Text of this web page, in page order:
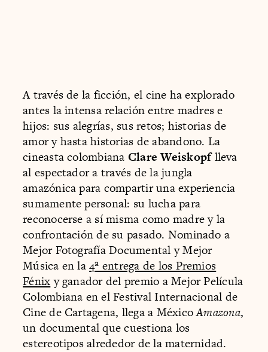
A través de la ficción, el cine ha explorado
antes la intensa relación entre madres e
hijos: sus alegrías, sus retos; historias de
amor y hasta historias de abandono. La
cineasta colombiana Clare Weiskopflleva
al espectador a través de la jungla
amazónica para compartir una experiencia
sumamente personal: su lucha para
reconocerse a sí misma como madre y la
confrontación de su pasado. Nominado a
Mejor Fotografía Documental y Mejor
Música en la4ª entrega de los Premios
Fénixy ganador del premio a Mejor Película
Colombiana en el Festival Internacional de
Cine de Cartagena, llega a MéxicoAmazona,
un documental que cuestiona los
estereotipos alrededor de la maternidad.